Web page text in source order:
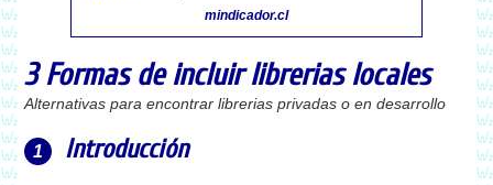
mindicador.cl
3 Formas de incluir librerias locales
Alternativas para encontrar librerias privadas o en desarrollo
Introducción